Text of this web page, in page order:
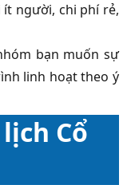
người, chi phí rẻ,
bạn muốn sự
linh hoạt theo ý
Cổ